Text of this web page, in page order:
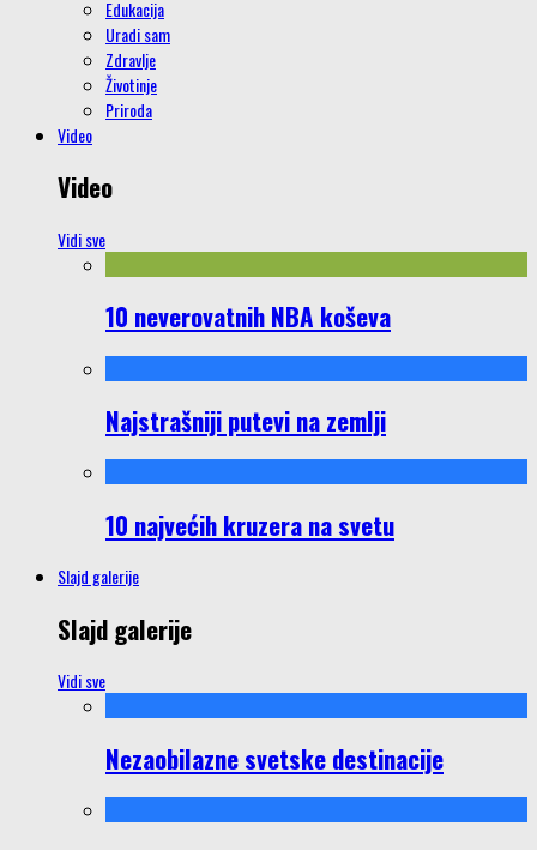
Edukacija
Uradi sam
Zdravlje
Životinje
Priroda
Video
Video
Vidi sve
10 neverovatnih NBA koševa
Najstrašniji putevi na zemlji
10 najvećih kruzera na svetu
Slajd galerije
Slajd galerije
Vidi sve
Nezaobilazne svetske destinacije